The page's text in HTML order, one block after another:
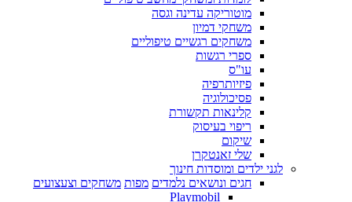
מוטוריקה עדינה וגסה
משחקי דמיון
משחקים רגשיים טיפוליים
ספרי רגשות
עו"ס
פיזיותרפיה
פסיכולוגיה
קלינאות תקשורת
ריפוי בעיסוק
שיקום
שלי זאנטקרן
לגני ילדים ומוסדות חינוך
חגים ונושאים נלמדים מפות משחקים וצעצועים
Playmobil